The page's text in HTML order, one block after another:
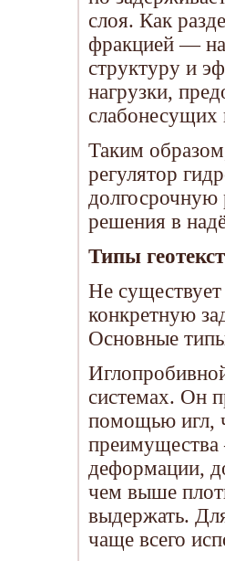
слоя. Как
фракцией —
структуру и
нагрузки,
Таким
регулятор
долгосрочную
решения в
Типы
Не
конкретную
Основные
системах. Он
помощью игл,
преимущества
деформации,
чем выше
выдержать.
чаще всего